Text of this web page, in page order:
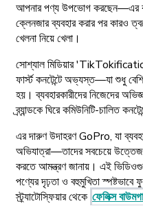
আপনার পণ্য উপভোগ করছেন—এর
ক্লেনজার ব্যবহার করার পর কারও
খেলনা নিয়ে খেলা।
সোশ্যাল মিডিয়ার
ফার্স্ট কনটেন্টে অভ্যস্ত—যা শুধু
হয়। ব্যবহারকারীদের নিজেদের
ব্র্যান্ডকে ঘিরে কমিউনিটি-চালিত
এর দারুণ উদাহরণ GoPro, যা
অভিযাত্রা—তাদের সবচেয়ে
করতে আমন্ত্রণ জানায়। এই
পণ্যের দৃঢ়তা ও বহুমুখিতা
স্ট্র্যাটোস্ফিয়ার থেকে ফেলিক্স